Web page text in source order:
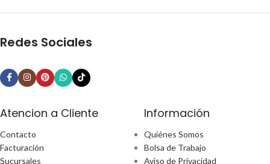
Redes Sociales
Atencion a Cliente
Contacto
Facturación
Sucursales
Información
Quiénes Somos
Bolsa de Trabajo
Aviso de Privacidad